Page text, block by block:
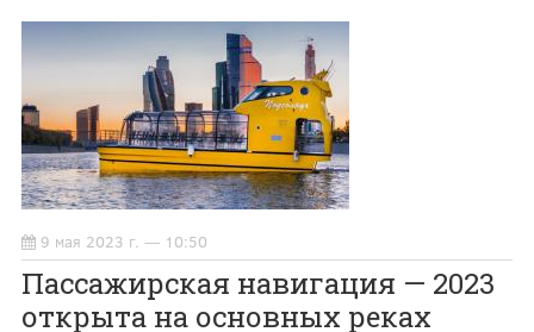
9 мая 2023 г. — 10:50
Пассажирская навигация — 2023
открыта на основных реках